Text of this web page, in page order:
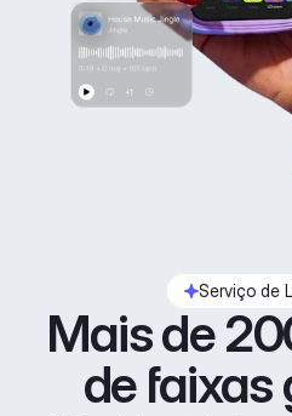
Serviço de
Mais de
de faixas